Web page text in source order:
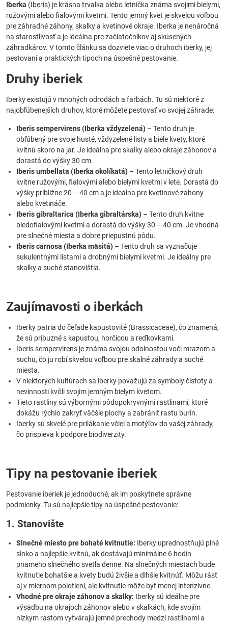
Iberka (Iberis) je krásna trvalka alebo letnička známa svojimi bielymi,
ružovými alebo fialovými kvetmi. Tento jemný kvet je skvelou voľbou
pre záhradné záhony, skalky a kvetinové okraje. Iberka je nenáročná
na starostlivosť a je ideálna pre začiatočníkov aj skúsených
záhradkárov. V tomto článku sa dozviete viac o druhoch iberky, jej
pestovaní a praktických tipoch na úspešné pestovanie.
Druhy iberiek
Iberky existujú v mnohých odrodách a farbách. Tu sú niektoré z
najobľúbenejších druhov, ktoré môžete pestovať vo svojej záhrade:
Iberis sempervirens (Iberka vždyzelená) – Tento druh je
obľúbený pre svoje husté, vždyzelené listy a biele kvety, ktoré
kvitnú skoro na jar. Je ideálna pre skalky alebo okraje záhonov a
dorastá do výšky 30 cm.
Iberis umbellata (Iberka okolíkatá) – Tento letničkový druh
kvitne ružovými, fialovými alebo bielymi kvetmi v lete. Dorastá do
výšky približne 20 – 40 cm a je ideálna pre kvetinové záhony
alebo kvetináče.
Iberis gibraltarica (Iberka gibraltárska) – Tento druh kvitne
bledofialovými kvetmi a dorastá do výšky 30 – 40 cm. Je vhodná
pre slnečné miesta a dobre priepustnú pôdu.
Iberis carnosa (Iberka mäsitá) – Tento druh sa vyznačuje
sukulentnými listami a drobnými bielymi kvetmi. Je ideálny pre
skalky a suché stanovištia.
Zaujímavosti o iberkách
Iberky patria do čeľade kapustovité (Brassicaceae), čo znamená,
že sú príbuzné s kapustou, horčicou a reďkovkami.
Iberis sempervirens je známa svojou odolnosťou voči mrazom a
suchu, čo ju robí skvelou voľbou pre skalné záhrady a suché
miesta.
V niektorých kultúrach sa iberky považujú za symboly čistoty a
nevinnosti kvôli svojim jemným bielym kvetom.
Tieto rastliny sú výbornými pôdopokryvnými rastlinami, ktoré
dokážu rýchlo zakryť väčšie plochy a zabrániť rastu burín.
Iberky sú skvelé pre prilákanie včiel a motýľov do vašej záhrady,
čo prispieva k podpore biodiverzity.
Tipy na pestovanie iberiek
Pestovanie iberiek je jednoduché, ak im poskytnete správne
podmienky. Tu sú najlepšie tipy na úspešné pestovanie:
1. Stanovište
Slnečné miesto pre bohaté kvitnutie: Iberky uprednostňujú plné
slnko a najlepšie kvitnú, ak dostávajú minimálne 6 hodín
priameho slnečného svetla denne. Na slnečných miestach bude
kvitnutie bohatšie a kvety budú živšie a dlhšie kvitnúť. Môžu rásť
aj v miernom polotieni, ale kvitnutie môže byť menej intenzívne.
Vhodné pre okraje záhonov a skalky: Iberky sú ideálne pre
výsadbu na okrajoch záhonov alebo v skalkách, kde svojím
nízkym rastom vytvárajú jemné prechody medzi rastlinami a